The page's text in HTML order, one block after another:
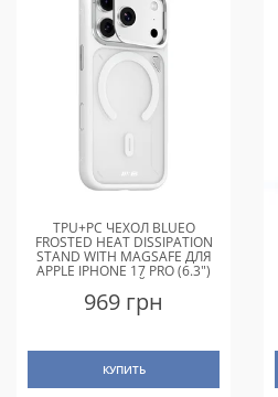
TPU+PC ЧЕХОЛ BLUEO
FROSTED HEAT DISSIPATION
STAND WITH MAGSAFE ДЛЯ
APPLE IPHONE 17 PRO (6.3")
БЕЛЫЙ
969 грн
КУПИТЬ